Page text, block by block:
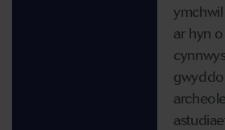
ar hyn